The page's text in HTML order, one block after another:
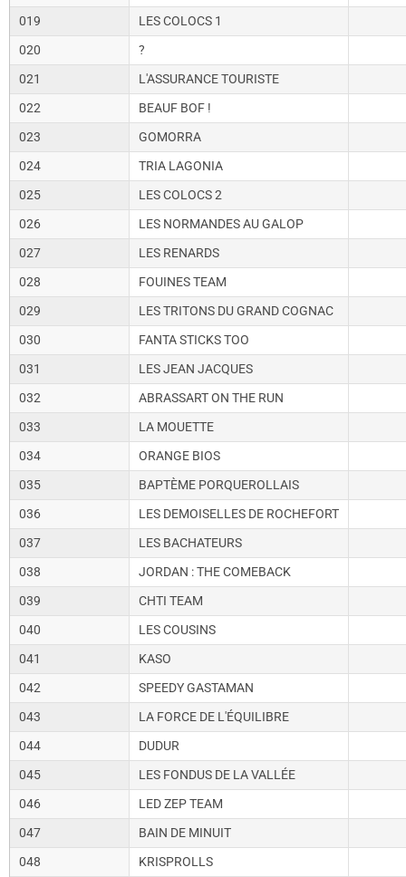
019
LES COLOCS 1
020
?
021
L'ASSURANCE TOURISTE
022
BEAUF BOF !
023
GOMORRA
024
TRIA LAGONIA
025
LES COLOCS 2
026
LES NORMANDES AU GALOP
027
LES RENARDS
028
FOUINES TEAM
029
LES TRITONS DU GRAND COGNAC
030
FANTA STICKS TOO
031
LES JEAN JACQUES
032
ABRASSART ON THE RUN
033
LA MOUETTE
034
ORANGE BIOS
035
BAPTÈME PORQUEROLLAIS
036
LES DEMOISELLES DE ROCHEFORT
037
LES BACHATEURS
038
JORDAN : THE COMEBACK
039
CHTI TEAM
040
LES COUSINS
041
KASO
042
SPEEDY GASTAMAN
043
LA FORCE DE L'ÉQUILIBRE
044
DUDUR
045
LES FONDUS DE LA VALLÉE
046
LED ZEP TEAM
047
BAIN DE MINUIT
048
KRISPROLLS